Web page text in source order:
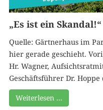
„Es ist ein Skandal!“
Quelle: Gärtnerhaus im
hier gerade geschieht.
Hr. Wagner,
Geschäftsführer Dr. Hoppe
Weiterlesen …